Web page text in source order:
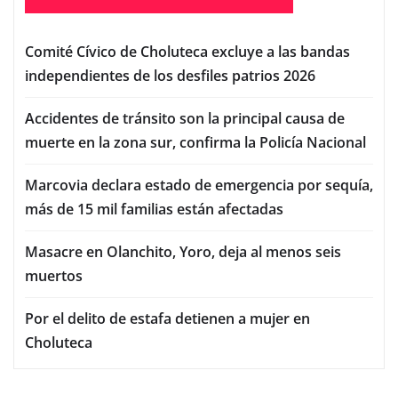
Comité Cívico de Choluteca excluye a las bandas
independientes de los desfiles patrios 2026
Accidentes de tránsito son la principal causa de
muerte en la zona sur, confirma la Policía Nacional
Marcovia declara estado de emergencia por sequía,
más de 15 mil familias están afectadas
Masacre en Olanchito, Yoro, deja al menos seis
muertos
Por el delito de estafa detienen a mujer en
Choluteca